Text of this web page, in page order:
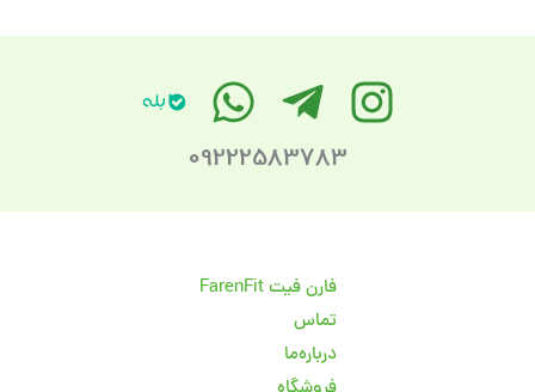
09222583783
فارن فیت FarenFit
تماس
درباره‌ما